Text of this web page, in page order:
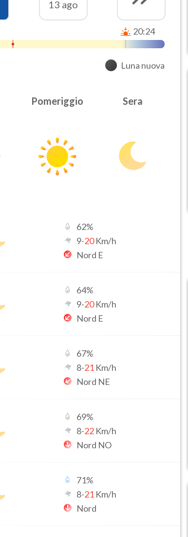
13 ago
20:24
Luna nuova
Pomeriggio Sera
62%
9-20Km/h
Nord E
64%
9-20Km/h
Nord E
67%
8-21 Km/h
Nord NE
69%
8-22 Km/h
Nord NO
71%
8-21 Km/h
Nord